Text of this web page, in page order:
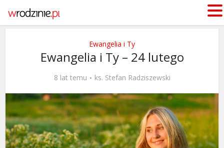
Ewangelia i Ty
Ewangelia i Ty – 24 lutego
8 lat temu ks. Stefan Radziszewski